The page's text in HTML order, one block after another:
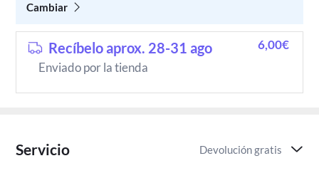
Cambiar
Recíbelo aprox. 28-31 ago
6,00€
Enviado por la tienda
Servicio Devolución gratis